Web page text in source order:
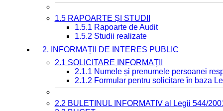
1.5 RAPOARTE ȘI STUDII
1.5.1 Rapoarte de Audit
1.5.2 Studii realizate
2. INFORMAȚII DE INTERES PUBLIC
2.1 SOLICITARE INFORMAȚII
2.1.1 Numele și prenumele persoanei
2.1.2 Formular pentru solicitare în baza
2.2 BULETINUL INFORMATIV al Legii 544/